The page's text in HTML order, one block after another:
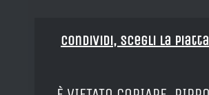
Condividi, Scegli la